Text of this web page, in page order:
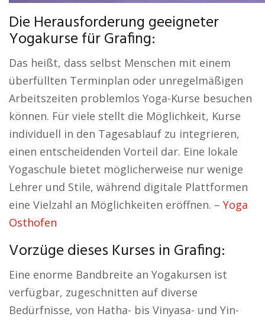
Die Herausforderung geeigneter
Yogakurse für Grafing:
Das heißt, dass selbst Menschen mit einem
überfüllten Terminplan oder unregelmäßigen
Arbeitszeiten problemlos Yoga-Kurse besuchen
können. Für viele stellt die Möglichkeit, Kurse
individuell in den Tagesablauf zu integrieren,
einen entscheidenden Vorteil dar. Eine lokale
Yogaschule bietet möglicherweise nur wenige
Lehrer und Stile, während digitale Plattformen
eine Vielzahl an Möglichkeiten eröffnen. – Yoga
Osthofen
Vorzüge dieses Kurses in Grafing:
Eine enorme Bandbreite an Yogakursen ist
verfügbar, zugeschnitten auf diverse
Bedürfnisse, von Hatha- bis Vinyasa- und Yin-